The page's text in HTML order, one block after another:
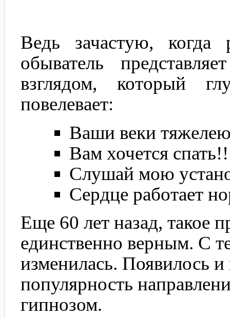
Ведь зачастую, когда
обыватель
взглядом, который
повелевает:
Ваши веки
Вам хочется спать!!
Слушай мою
Сердце работает
Еще 60 лет назад, такое
единственно верным. С
изменилась. Появилось
популярность
гипнозом.